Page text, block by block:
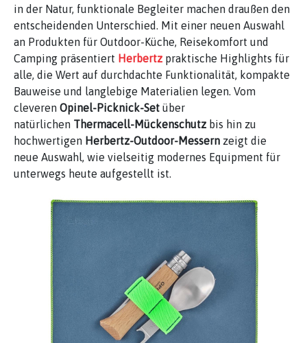
in der Natur, funktionale Begleiter machen draußen den
entscheidenden Unterschied. Mit einer neuen Auswahl
an Produkten für Outdoor-Küche, Reisekomfort und
Camping präsentiert Herbertz praktische Highlights für
alle, die Wert auf durchdachte Funktionalität, kompakte
Bauweise und langlebige Materialien legen. Vom
cleveren Opinel-Picknick-Set über
natürlichen Thermacell-Mückenschutz bis hin zu
hochwertigen Herbertz-Outdoor-Messern zeigt die
neue Auswahl, wie vielseitig modernes Equipment für
unterwegs heute aufgestellt ist.